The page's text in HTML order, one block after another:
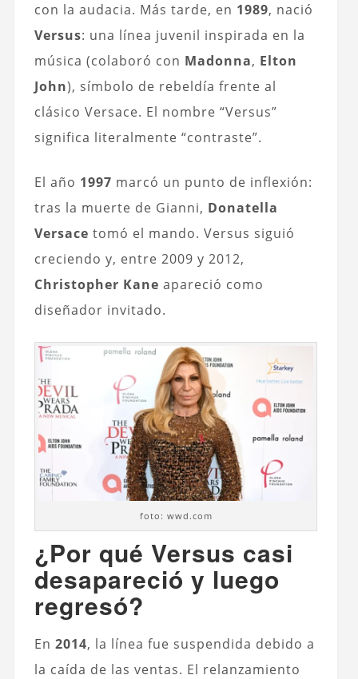
con la audacia. Más tarde, en 1989, nació
Versus: una línea juvenil inspirada en la
música (colaboró con Madonna, Elton
John), símbolo de rebeldía frente al
clásico Versace. El nombre “Versus”
significa literalmente “contraste”.
El año 1997 marcó un punto de inflexión:
tras la muerte de Gianni, Donatella
Versace tomó el mando. Versus siguió
creciendo y, entre 2009 y 2012,
Christopher Kane apareció como
diseñador invitado.
foto: wwd.com
¿Por qué Versus casi
desapareció y luego
regresó?
En 2014, la línea fue suspendida debido a
la caída de las ventas. El relanzamiento